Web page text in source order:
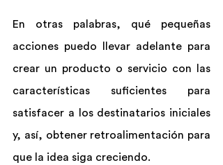
En otras palabras, qué pequeñas
acciones puedo llevar adelante para
crear un producto o servicio con las
características suficientes para
satisfacer a los destinatarios iniciales
y, así, obtener retroalimentación para
que la idea siga creciendo.